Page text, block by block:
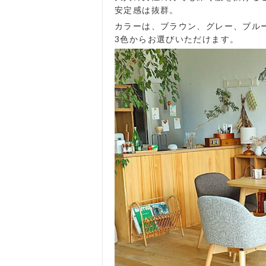
安定感は抜群。
カラーは、ブラウン、グレー、ブル
3色からお選びいただけます。